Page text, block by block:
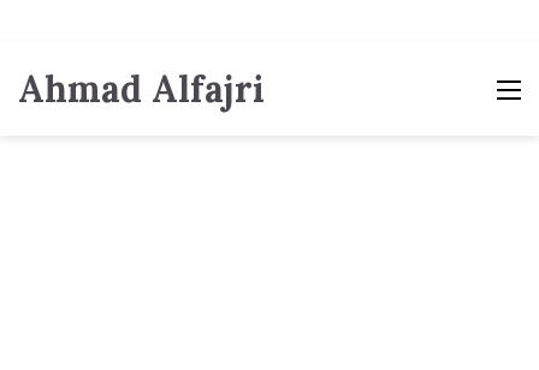
Ahmad Alfajri